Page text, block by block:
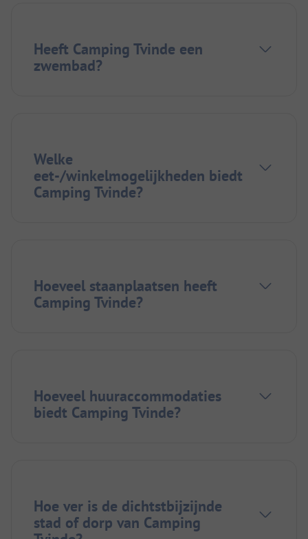
Heeft Camping Tvinde een
zwembad?
Welke
eet-/winkelmogelijkheden biedt
Camping Tvinde?
Hoeveel staanplaatsen heeft
Camping Tvinde?
Hoeveel huuraccommodaties
biedt Camping Tvinde?
Hoe ver is de dichtstbijzijnde
stad of dorp van Camping